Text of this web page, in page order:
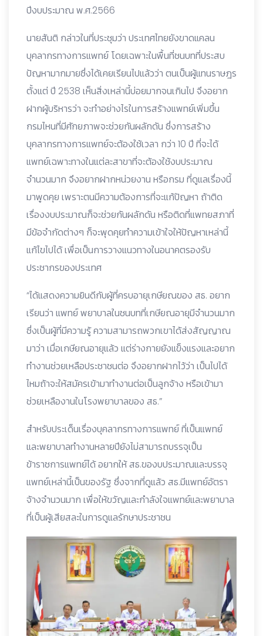
ปีงบประมาณ พ.ศ.2566
นายสันติ กล่าวในที่ประชุมว่า ประเทศไทยยังขาดแคลน
บุคลากรทางการแพทย์ โดยเฉพาะในพื้นที่ชนบทที่ประสบ
ปัญหามากมายซึ่งได้เคยเรียนไปแล้วว่า ตนเป็นผู้แทนราษฎร
ตั้งแต่ ปี 2538 เห็นสิ่งเหล่านี้บ่อยมากจนเกินไป จึงอยาก
ฝากผู้บริหารว่า จะทำอย่างไรในการสร้างแพทย์เพิ่มขึ้น
กรมไหนที่มีศักยภาพจะช่วยกันผลักดัน ซึ่งการสร้าง
บุคลากรทางการแพทย์จะต้องใช้เวลา กว่า 10 ปี ที่จะได้
แพทย์เฉพาะทางในแต่ละสาขาที่จะต้องใช้งบประมาณ
จำนวนมาก จึงอยากฝากหน่วยงาน หรือกรม ที่ดูแลเรื่องนี้
มาพูดคุย เพราะตนมีความต้องการที่จะแก้ปัญหา ถ้าติด
เรื่องงบประมาณก็จะช่วยกันผลักดัน หรือติดที่แพทยสภาที่
มีข้อจำกัดต่างๆ ก็จะพุดคุยทำความเข้าใจให้ปัญหาเหล่านี้
แก้ไขไปได้ เพื่อเป็นการวางแนวทางในอนาคตรองรับ
ประชากรของประเทศ
“ได้แสดงความยินดีกับผู้ที่ครบอายุเกษียณของ สธ. อยาก
เรียนว่า แพทย์ พยาบาลในชนบทที่เกษียณอายุมีจำนวนมาก
ซึ่งเป็นผู้ที่มีความรู้ ความสามารถพวกเขาได้ส่งสัญญาณ
มาว่า เมื่อเกษียณอายุแล้ว แต่ร่างกายยังแข็งแรงและอยาก
ทำงานช่วยเหลือประชาชนต่อ จึงอยากฝากไว้ว่า เป็นไปได้
ไหมถ้าจะให้สมัครเข้ามาทำงานต่อเป็นลูกจ้าง หรือเข้ามา
ช่วยเหลืองานในโรงพยาบาลของ สธ.”
สำหรับประเด็นเรื่องบุคลากรทางการแพทย์ ที่เป็นแพทย์
และพยาบาลทำงานหลายปียังไม่สามารถบรรจุเป็น
ข้าราชการแพทย์ได้ อยากให้ สธ.ของบประมาณและบรรจุ
แพทย์เหล่านี้เป็นของรัฐ ซึ่งจากที่ดูแล้ว สธ.มีแพทย์อัตรา
จ้างจำนวนมาก เพื่อให้ขวัญและกำลังใจแพทย์และพยาบาล
ที่เป็นผู้เสียสละในการดูแลรักษาประชาชน